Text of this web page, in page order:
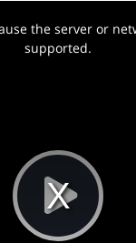
the server or
supported.